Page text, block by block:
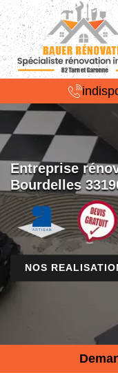
Entreprise
Bourdelles
NOS